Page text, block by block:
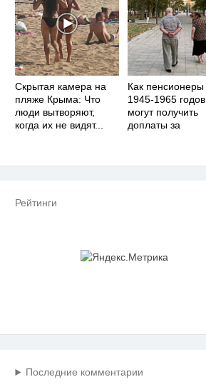
Скрытая камера на
пляже Крыма: Что
люди вытворяют,
когда их не видят...
Как пенсионеры
1945-1965 годов
могут получить
доплаты за
Рейтинги
Последние комментарии